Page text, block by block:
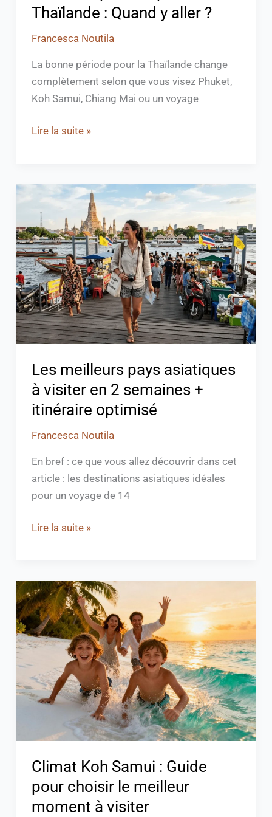
Thaïlande : Quand y aller ?
Francesca Noutila
La bonne période pour la Thaïlande change
complètement selon que vous visez Phuket,
Koh Samui, Chiang Mai ou un voyage
Lire la suite »
Les meilleurs pays asiatiques
à visiter en 2 semaines +
itinéraire optimisé
Francesca Noutila
En bref : ce que vous allez découvrir dans cet
article : les destinations asiatiques idéales
pour un voyage de 14
pays
asiatiques
à
visiter
en
2
semaines
+
itinéraire
optimisé
Lire la suite »
Climat Koh Samui : Guide
pour choisir le meilleur
moment à visiter
Climat
Koh
Samui
:
pour
choisir
moment
à
visiter